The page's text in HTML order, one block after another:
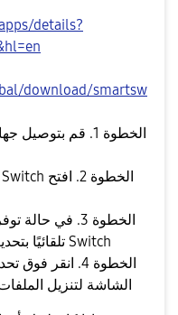
details?
download/smartsw
Switch تلقائيًا بتحديث البرنامج أو عرض خيار التحديث.
الخطوة 4. انقر
الشاشة لتنزيل